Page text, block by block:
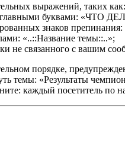
выражений, таких
буквами: «ЧТО
знаков
«..::Название темы::..»;
не связанного с вашим
порядке,
темы: «Результаты
каждый посетитель по